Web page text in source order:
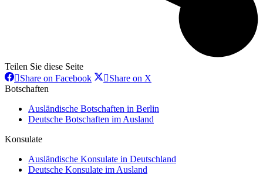
Teilen Sie diese Seite
Share on FacebookShareShare on X
Botschaften
Ausländische Botschaften in Berlin
Deutsche Botschaften im Ausland
Konsulate
Ausländische Konsulate in Deutschland
Deutsche Konsulate im Ausland